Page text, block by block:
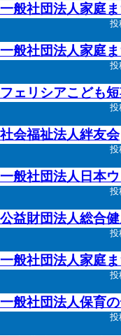
一般社団法人家庭
投
一般社団法人家庭
投
フェリシアこども
投
社会福祉法人絆友会
投
一般社団法人日本
投
公益財団法人総合
投
一般社団法人家庭
投
一般社団法人保育
投